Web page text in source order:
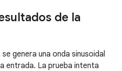
de la
genera una onda sinusoidal
entrada. La prueba intenta